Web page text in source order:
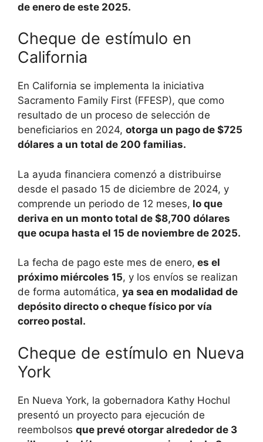
de enero de este 2025.
Cheque de estímulo en
California
En California se implementa la iniciativa
Sacramento Family First (FFESP), que como
resultado de un proceso de selección de
beneficiarios en 2024, otorga un pago de $725
dólares a un total de 200 familias.
La ayuda financiera comenzó a distribuirse
desde el pasado 15 de diciembre de 2024, y
comprende un periodo de 12 meses, lo que
deriva en un monto total de $8,700 dólares
que ocupa hasta el 15 de noviembre de 2025.
La fecha de pago este mes de enero, es el
próximo miércoles 15, y los envíos se realizan
de forma automática, ya sea en modalidad de
depósito directo o cheque físico por vía
correo postal.
Cheque de estímulo en Nueva
York
En Nueva York, la gobernadora Kathy Hochul
presentó un proyecto para ejecución de
reembolsos que prevé otorgar alrededor de 3